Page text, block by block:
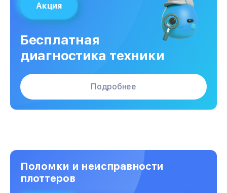
Акция
Бесплатная
диагностика техники
Подробнее
Поломки и неисправности
плоттеров